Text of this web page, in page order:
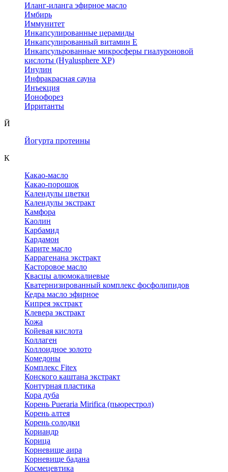
Иланг-иланга эфирное масло
Имбирь
Иммунитет
Инкапсулированные церамиды
Инкапсулированный витамин Е
Инкапсульрованные микросферы гиалуроновой
кислоты (Hyalusphere XP)
Инулин
Инфракрасная сауна
Инъекция
Ионофорез
Ирританты
Й
Йогурта протеины
К
Какао-масло
Какао-порошок
Календулы цветки
Календулы экстракт
Камфора
Каолин
Карбамид
Кардамон
Карите масло
Каррагенана экстракт
Касторовое масло
Квасцы алюмокалиевые
Кватернизированный комплекс фосфолипидов
Кедра масло эфирное
Кипрея экстракт
Клевера экстракт
Кожа
Койевая кислота
Коллаген
Коллоидное золото
Комедоны
Комплекс Fitex
Конского каштана экстракт
Контурная пластика
Кора дуба
Корень Pueraria Mirifica (пьюрестрол)
Корень алтея
Корень солодки
Кориандр
Корица
Корневище аира
Корневище бадана
Космецевтика